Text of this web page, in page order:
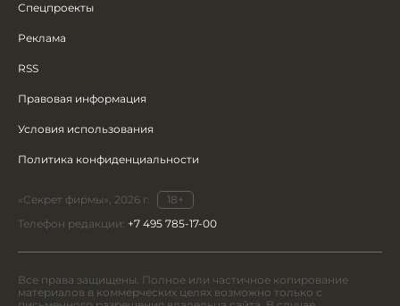
Спецпроекты
Реклама
RSS
Правовая информация
Условия использования
Политика конфиденциальности
«Секрет фирмы», 2026 г.
18+
Телефон редакции: +7 495 785-17-00
Все права защищены. Полное или частичное копирование
материалов в коммерческих целях возможно только с